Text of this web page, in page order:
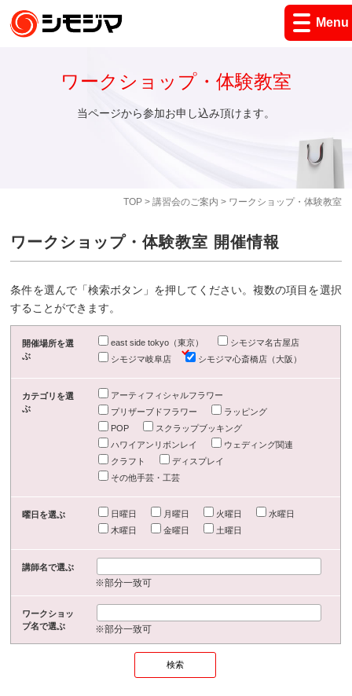
Menu
TOP> 講習会のご案内 > ワークショップ・体験教室
ワークショップ・体験教室
当ページから参加お申し込み頂けます。
ワークショップ・体験教室 開催情報
条件を選んで「検索ボタン」を押してください。複数の項目を選択
することができます。
開催場所を選
ぶ
east side tokyo（東京）
シモジマ名古屋店
シモジマ岐阜店
シモジマ心斎橋店（大阪）
カテゴリを選
ぶ
アーティフィシャルフラワー
プリザーブドフラワー
ラッピング
POP
スクラップブッキング
ハワイアンリボンレイ
ウェディング関連
クラフト
ディスプレイ
その他手芸・工芸
曜日を選ぶ 日曜日 月曜日 火曜日
水曜日
木曜日
金曜日 土曜日
講師名で選ぶ
※部分一致可
ワークショッ
プ名で選ぶ
※部分一致可